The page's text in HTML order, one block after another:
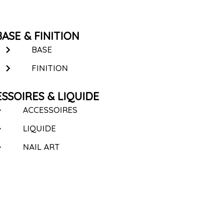
& FINITION
BASE
FINITION
& LIQUIDE
ACCESSOIRES
LIQUIDE
NAIL ART